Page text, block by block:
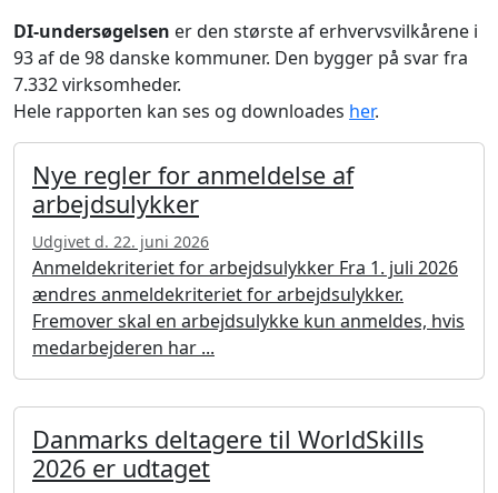
DI-undersøgelsen er den største af erhvervsvilkårene i
93 af de 98 danske kommuner. Den bygger på svar fra
7.332 virksomheder.
Hele rapporten kan ses og downloades her.
Nye regler for anmeldelse af
arbejdsulykker
Udgivet d. 22. juni 2026
Anmeldekriteriet for arbejdsulykker Fra 1. juli 2026
ændres anmeldekriteriet for arbejdsulykker.
Fremover skal en arbejdsulykke kun anmeldes, hvis
medarbejderen har ...
Danmarks deltagere til WorldSkills
2026 er udtaget